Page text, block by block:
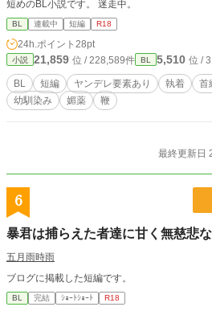
短めのBL小説です。 迷走中。
BL 連載中 短編 R18
24h.ポイント 28pt
小説 21,859 位 / 228,589件 BL 5,510 位 /
BL 短編 ヤンデレ要素あり 執着 首
幼馴染み
媚薬 鞭
最終更新日
6
暴君は捕らえた者達に甘く無慈悲
五月雨時雨
ブログに掲載した短編です。
BL 完結 ｼｮｰﾄｼｮｰﾄ R18